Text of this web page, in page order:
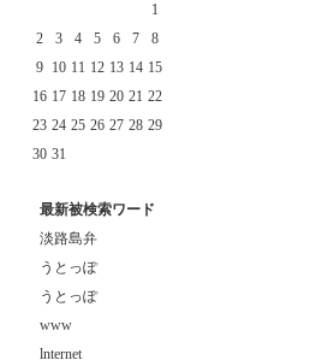
1
2
3 4 5 6 7
8
9 10 11 12 13 14 15
16 17 18 19 20 21 22
23 24 25 26 27 28 29
30 31
最新被検索ワード
淡路島弁
うとっぽ
うとっぽ
www
lnternet